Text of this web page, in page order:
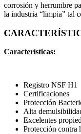
corrosión y herrumbre
la industria “limpia” tal
Características:
Registro NSF H1
Certificaciones
Protección
Alta
Excelentes
Protección contra